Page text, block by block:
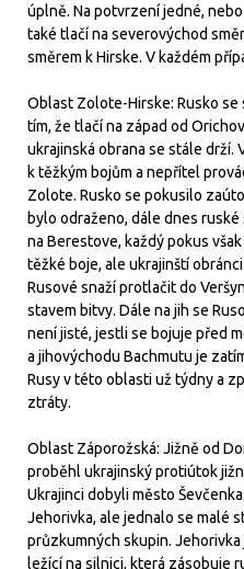
úplně. Na potvrzení jedné,
také tlačí na severovýchod
směrem k Hirske. V každém
Oblast Zolote-Hirske: Rusko
tím, že tlačí na západ od
ukrajinská obrana se stále
k těžkým bojům a nepřítel
Zolote. Rusko se pokusilo
bylo odraženo, dále dnes
na Berestove, každý pokus
těžké boje, ale ukrajinští
Rusové snaží protlačit do
stavem bitvy. Dále na jih se
není jisté, jestli se bojuje před
a jihovýchodu Bachmutu je
Rusy v této oblasti už týdny a
ztráty.
Oblast Záporožská: Jižně od
proběhl ukrajinský protiútok
Ukrajinci dobyli město
Jehorivka, ale jednalo se malé
průzkumných skupin.
ležící na silnici, která zásobuje